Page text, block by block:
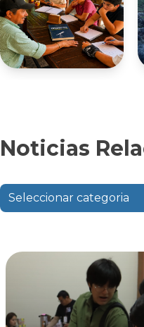
Noticias
Seleccionar categoria